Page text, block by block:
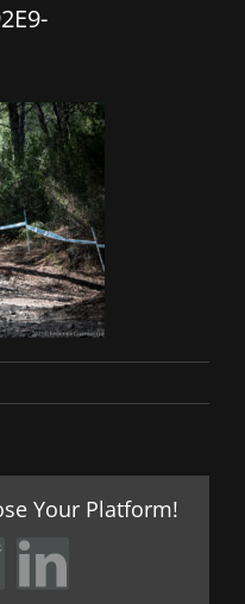
Your Platform!
TwitterLinkedIn